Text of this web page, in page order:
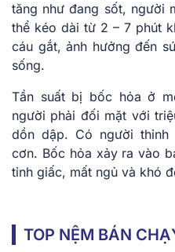
tăng như đang sốt, người
thể kéo dài từ 2 – 7 phút
cáu gắt, ảnh hưởng đến
sống.
Tần suất bị bốc hỏa ở
người phải đối mặt với
dồn dập. Có người
cơn. Bốc hỏa xảy ra vào
tỉnh giấc, mất ngủ và khó
TOP NỆM BÁN